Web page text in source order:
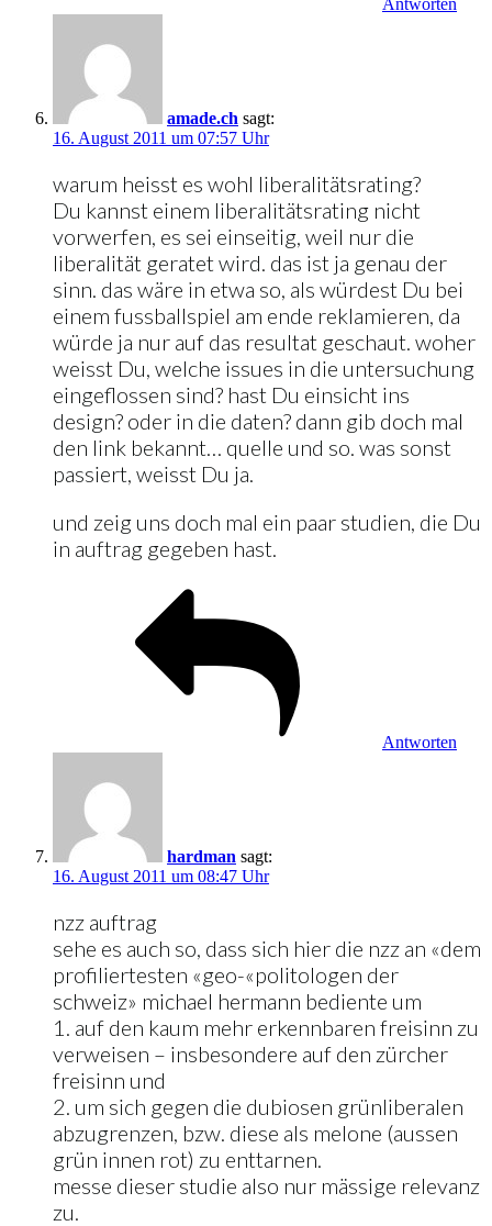
amade.ch sagt:
16. August 2011 um 07:57 Uhr
warum heisst es wohl liberalitätsrating?
Du kannst einem liberalitätsrating nicht
vorwerfen, es sei einseitig, weil nur die
liberalität geratet wird. das ist ja genau der
sinn. das wäre in etwa so, als würdest Du bei
einem fussballspiel am ende reklamieren, da
würde ja nur auf das resultat geschaut. woher
weisst Du, welche issues in die untersuchung
eingeflossen sind? hast Du einsicht ins
design? oder in die daten? dann gib doch mal
den link bekannt… quelle und so. was sonst
passiert, weisst Du ja.
und zeig uns doch mal ein paar studien, die Du
in auftrag gegeben hast.
Antworten
hardman sagt:
16. August 2011 um 08:47 Uhr
nzz auftrag
sehe es auch so, dass sich hier die nzz an «dem
profiliertesten «geo-«politologen der
schweiz» michael hermann bediente um
1. auf den kaum mehr erkennbaren freisinn zu
verweisen – insbesondere auf den zürcher
freisinn und
2. um sich gegen die dubiosen grünliberalen
abzugrenzen, bzw. diese als melone (aussen
grün innen rot) zu enttarnen.
messe dieser studie also nur mässige relevanz
zu.